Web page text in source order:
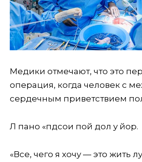
Медики отмечают, что это
операция, когда человек с
сердечным приветствием
Л пано «пдсои пой дол у йор.
«Все, чего я хочу — это жить